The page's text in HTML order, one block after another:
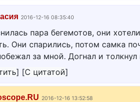
2016-12-16 08:35:40
пара бегемотов, они
Они спарились, потом самка
за мной. Догнал и
] [С цитатой]
2016-12-16 13:52:58